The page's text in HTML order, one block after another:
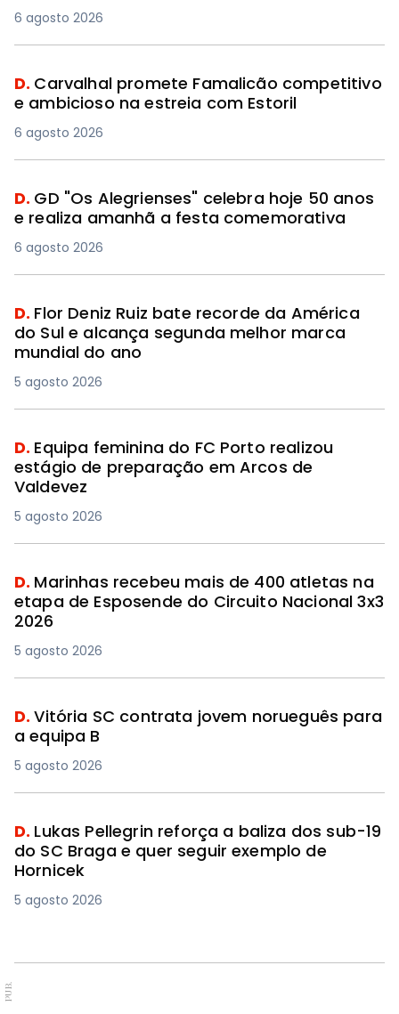
6 agosto 2026
D. Carvalhal promete Famalicão competitivo
e ambicioso na estreia com Estoril
6 agosto 2026
D. GD "Os Alegrienses" celebra hoje 50 anos
e realiza amanhã a festa comemorativa
6 agosto 2026
D. Flor Deniz Ruiz bate recorde da América
do Sul e alcança segunda melhor marca
mundial do ano
5 agosto 2026
D. Equipa feminina do FC Porto realizou
estágio de preparação em Arcos de
Valdevez
5 agosto 2026
D. Marinhas recebeu mais de 400 atletas na
etapa de Esposende do Circuito Nacional 3x3
2026
5 agosto 2026
D.Vitória SC contrata jovem norueguês para
a equipa B
5 agosto 2026
D. Lukas Pellegrin reforça a baliza dos sub-19
do SC Braga e quer seguir exemplo de
Hornicek
5 agosto 2026
PUB.